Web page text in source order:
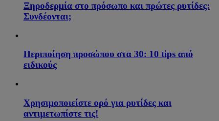
Ξηροδερμία στο πρόσωπο και πρώτες ρυτίδες:
Συνδέονται;
Περιποίηση προσώπου στα 30: 10 tips από
ειδικούς
Χρησιμοποιείστε ορό για ρυτίδες και
αντιμετωπίστε τις!